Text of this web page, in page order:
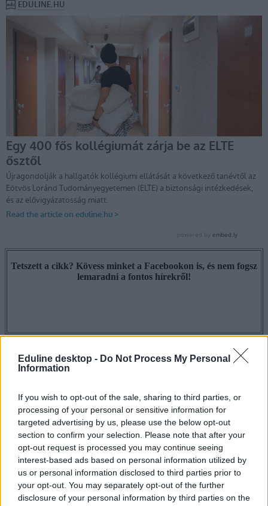
Eduline desktop - Do Not Process My Personal
Information
If you wish to opt-out of the sale, sharing to third parties, or
processing of your personal or sensitive information for
targeted advertising by us, please use the below opt-out
section to confirm your selection. Please note that after your
opt-out request is processed you may continue seeing
interest-based ads based on personal information utilized by
us or personal information disclosed to third parties prior to
your opt-out. You may separately opt-out of the further
disclosure of your personal information by third parties on the
Tetszett a cikk? Kövess minket a Facebookon is, és nem fogsz
lemaradni a fontos hírekről!